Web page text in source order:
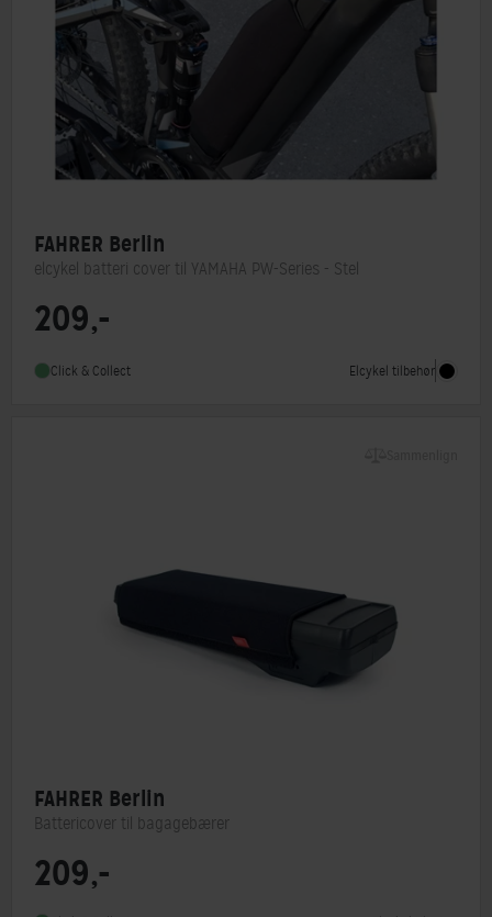
FAHRER Berlin
elcykel batteri cover til YAMAHA PW-Series - Stel
209,-
Click & Collect Elcykel tilbehør
FAHRER Berlin
Battericover til bagagebærer
209,-